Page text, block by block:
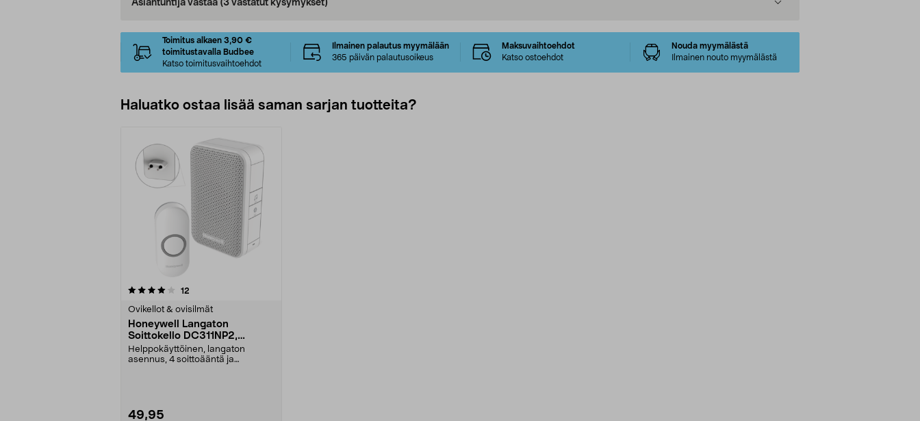
Asiantuntija vastaa (3 vastatut kysymykset)
Toimitus alkaen 3,90 €
toimitustavalla Budbee
Katso toimitusvaihtoehdot
Ilmainen palautus myymälään
365 päivän palautusoikeus
Maksuvaihtoehdot
Katso ostoehdot
Nouda myymälästä
Ilmainen nouto myymälästä
Haluatko ostaa lisää saman sarjan tuotteita?
12
Ovikellot & ovisilmät
Honeywell Langaton
Soittokello DC311NP2,
valkoinen
Helppokäyttöinen, langaton
asennus, 4 soittoääntä ja
49,95